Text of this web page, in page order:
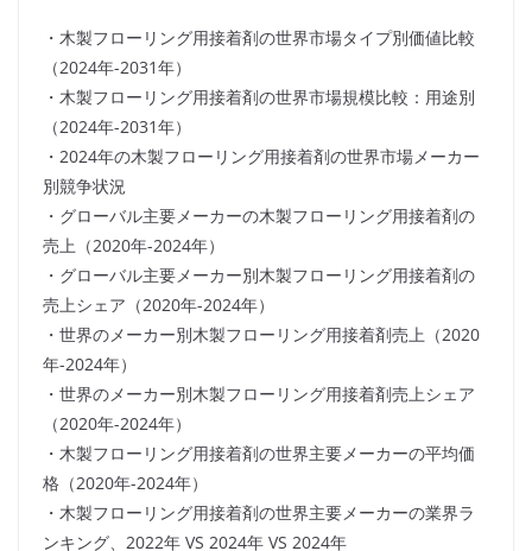
・木製フローリング用接着剤の世界市場タイプ別価値比較
（2024年-2031年）
・木製フローリング用接着剤の世界市場規模比較：用途別
（2024年-2031年）
・2024年の木製フローリング用接着剤の世界市場メーカー
別競争状況
・グローバル主要メーカーの木製フローリング用接着剤の
売上（2020年-2024年）
・グローバル主要メーカー別木製フローリング用接着剤の
売上シェア（2020年-2024年）
・世界のメーカー別木製フローリング用接着剤売上（2020
年-2024年）
・世界のメーカー別木製フローリング用接着剤売上シェア
（2020年-2024年）
・木製フローリング用接着剤の世界主要メーカーの平均価
格（2020年-2024年）
・木製フローリング用接着剤の世界主要メーカーの業界ラ
ンキング、2022年 VS 2024年 VS 2024年